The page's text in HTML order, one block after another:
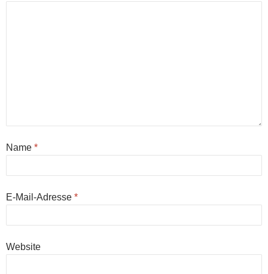
Name *
E-Mail-Adresse *
Website